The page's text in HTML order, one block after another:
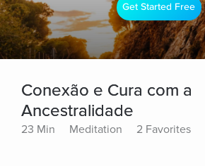
Get Started Free
Conexão e Cura com a
Ancestralidade
23 Min Meditation 2 Favorites